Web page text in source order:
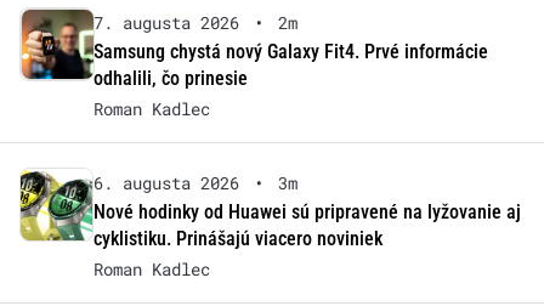
7. augusta 2026 •
2m
Samsung chystá nový Galaxy Fit4. Prvé informácie
odhalili, čo prinesie
Roman Kadlec
6. augusta 2026 •
3m
Nové hodinky od Huawei sú pripravené na lyžovanie aj
cyklistiku. Prinášajú viacero noviniek
Roman Kadlec